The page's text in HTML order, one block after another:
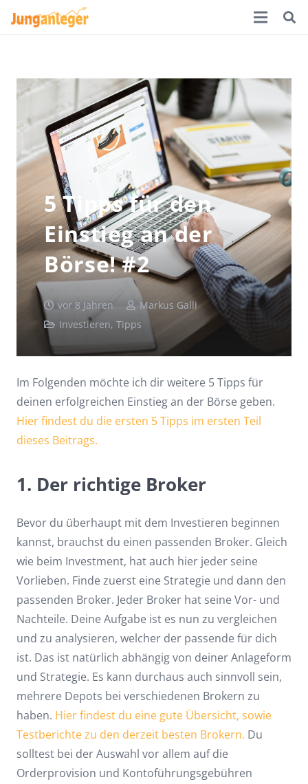
5 Tipps für den
Einstieg an der
Börse! #2
vor 8 Jahren
Markus Galli
Investieren, Tipps
Im Folgenden möchte ich dir weitere 5 Tipps für
deinen erfolgreichen Einstieg an der Börse geben.
Hier findest du die ersten 5 Tipps im ersten Teil
dieses Beitrags.
1. Der richtige Broker
Bevor du überhaupt mit dem Investieren beginnen
kannst, brauchst du einen passenden Broker. Gleich
wie beim Investment, hat auch hier jeder seine
Vorlieben. Finde zuerst eine Strategie und dann den
passenden Broker. Jeder Broker hat seine Vor- und
Nachteile. Deine Aufgabe ist es nun zu vergleichen
und zu analysieren, welcher der passende für dich
ist. Das ist natürlich abhängig von deiner Anlageform
und Strategie. Es kann durchaus auch sinnvoll sein,
mehrere Depots bei verschiedenen Brokern zu
haben. Hier findest du eine gute Übersicht, sowie
Testberichte zu den derzeit besten Brokern. Du
solltest bei der Auswahl vor allem auf die
Orderprovision und Kontoführungsgebühren